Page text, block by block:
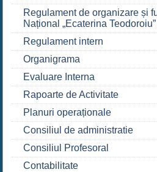
Regulament de organizare și
Național „Ecaterina
Regulament intern
Organigrama
Evaluare Interna
Rapoarte de Activitate
Planuri operaționale
Consiliul de administratie
Consiliul Profesoral
Contabilitate